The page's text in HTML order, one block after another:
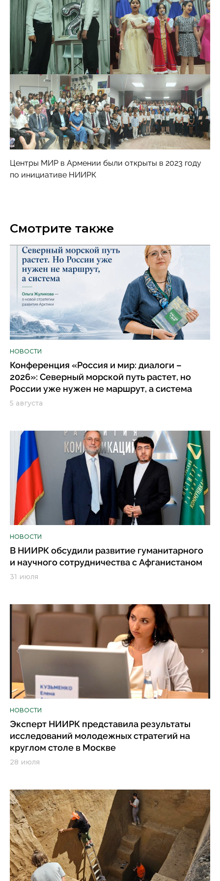
Центры МИР в Армении были открыты в 2023 году
по инициативе НИИРК
Смотрите также
НОВОСТИ
Конференция «Россия и мир: диалоги –
2026»: Северный морской путь растет, но
России уже нужен не маршрут, а система
5 августа
НОВОСТИ
В НИИРК обсудили развитие гуманитарного
и научного сотрудничества с Афганистаном
31 июля
НОВОСТИ
Эксперт НИИРК представила результаты
исследований молодежных стратегий на
круглом столе в Москве
28 июля